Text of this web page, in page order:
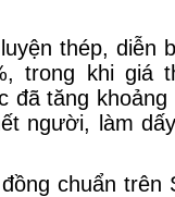
thép, diễn
trong khi giá
đã tăng
người, làm
chuẩn trên